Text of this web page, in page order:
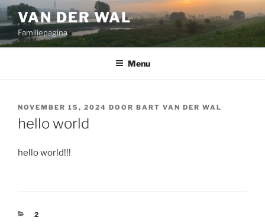
Ga
naar
inhoud
VAN DER WAL
Familiepagina
Menu
GEPLAATST
OP
NOVEMBER 15, 2024 DOOR BART VAN DER WAL
hello world
hello world!!!
CATEGORIEËN
2